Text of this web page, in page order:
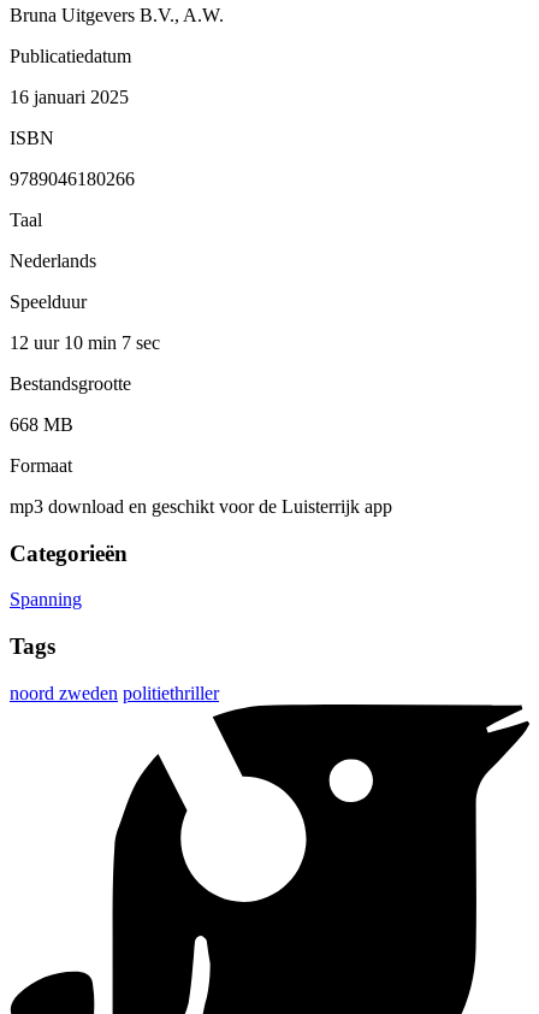
Bruna Uitgevers B.V., A.W.
Publicatiedatum
16 januari 2025
ISBN
9789046180266
Taal
Nederlands
Speelduur
12 uur 10 min 7 sec
Bestandsgrootte
668 MB
Formaat
mp3 download en geschikt voor de Luisterrijk app
Categorieën
Spanning
Tags
noord zweden politiethriller